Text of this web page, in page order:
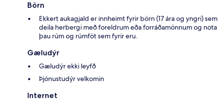
Börn
Ekkert aukagjald er innheimt fyrir börn (17 ára og yngri) sem
deila herbergi með foreldrum eða forráðamönnum og nota
þau rúm og rúmföt sem fyrir eru.
Gæludýr
Gæludýr ekki leyfð
Þjónustudýr velkomin
Internet